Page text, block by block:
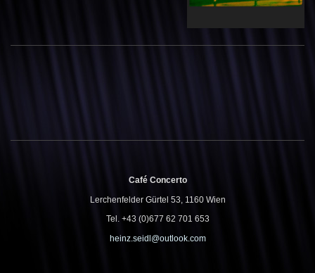
Café Concerto
Lerchenfelder Gürtel 53, 1160 Wien
Tel. +43 (0)677 62 701 653
heinz.seidl@outlook.com